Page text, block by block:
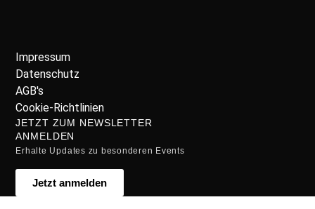
Impressum
Datenschutz
AGB's
Cookie-Richtlinien
JETZT ZUM NEWSLETTER
ANMELDEN
Erhalte Updates zu besonderen Events
Jetzt anmelden